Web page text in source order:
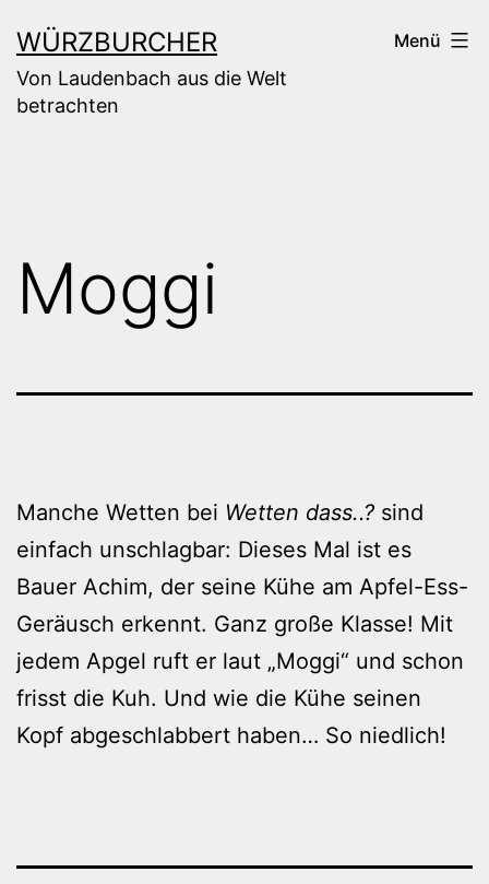
Inhalt
springen
WÜRZBURCHER
Von Laudenbach aus die Welt
betrachten
Menü
Moggi
Manche Wetten bei Wetten dass..? sind
einfach unschlagbar: Dieses Mal ist es
Bauer Achim, der seine Kühe am Apfel-Ess-
Geräusch erkennt. Ganz große Klasse! Mit
jedem Apgel ruft er laut „Moggi“ und schon
frisst die Kuh. Und wie die Kühe seinen
Kopf abgeschlabbert haben… So niedlich!